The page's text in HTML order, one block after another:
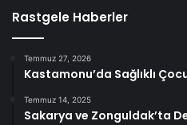
Rastgele Haberler
Temmuz 27, 2026
Kastamonu’da Sağlıklı
Temmuz 14, 2025
Sakarya ve Zonguldak’ta